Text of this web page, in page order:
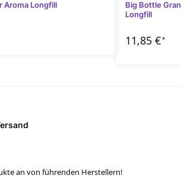
Aroma Longfill
Big Bottle
Longfill
11,85 €*
an von führenden Herstellern!